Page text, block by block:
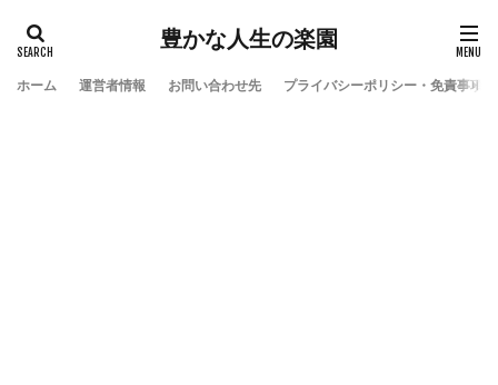
豊かな人生の楽園
ホーム 運営者情報 お問い合わせ先 プライバシーポリシー・免責事項
検索